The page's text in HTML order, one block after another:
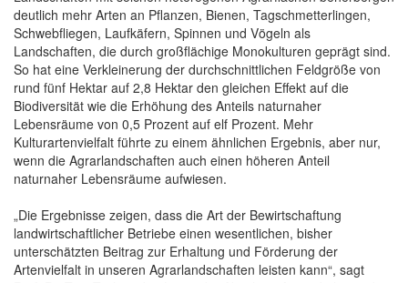
deutlich mehr Arten an Pflanzen, Bienen, Tagschmetterlingen,
Schwebfliegen, Laufkäfern, Spinnen und Vögeln als
Landschaften, die durch großflächige Monokulturen geprägt sind.
So hat eine Verkleinerung der durchschnittlichen Feldgröße von
rund fünf Hektar auf 2,8 Hektar den gleichen Effekt auf die
Biodiversität wie die Erhöhung des Anteils naturnaher
Lebensräume von 0,5 Prozent auf elf Prozent. Mehr
Kulturartenvielfalt führte zu einem ähnlichen Ergebnis, aber nur,
wenn die Agrarlandschaften auch einen höheren Anteil
naturnaher Lebensräume aufwiesen.
„Die Ergebnisse zeigen, dass die Art der Bewirtschaftung
landwirtschaftlicher Betriebe einen wesentlichen, bisher
unterschätzten Beitrag zur Erhaltung und Förderung der
Artenvielfalt in unseren Agrarlandschaften leisten kann“, sagt